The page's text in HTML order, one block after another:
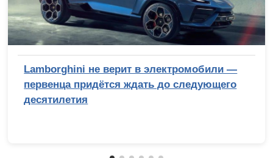
Lamborghini не верит в электромобили —
первенца придётся ждать до следующего
десятилетия